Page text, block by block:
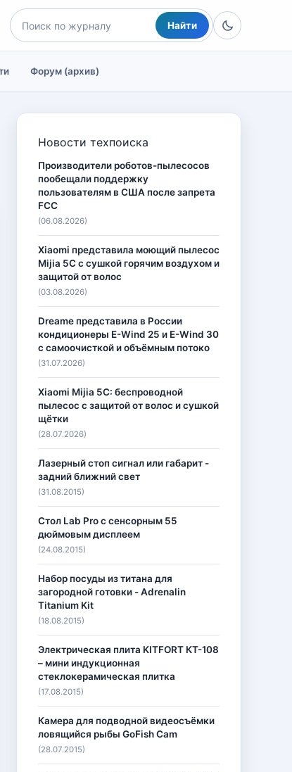
Найти
Форум (архив)
Новости техпоиска
Производители роботов-пылесосов
пообещали поддержку
пользователям в США после запрета
FCC
(06.08.2026)
Xiaomi представила моющий пылесос
Mijia 5C с сушкой горячим воздухом и
защитой от волос
(03.08.2026)
Dreame представила в России
кондиционеры E-Wind 25 и E-Wind 30
с самоочисткой и объёмным потоко
(31.07.2026)
Xiaomi Mijia 5C: беспроводной
пылесос с защитой от волос и сушкой
щётки
(28.07.2026)
Лазерный стоп сигнал или габарит -
задний ближний свет
(31.08.2015)
Стол Lab Pro с сенсорным 55
дюймовым дисплеем
(24.08.2015)
Набор посуды из титана для
загородной готовки - Adrenalin
Titanium Kit
(18.08.2015)
Электрическая плита KITFORT КТ-108
– мини индукционная
стеклокерамическая плитка
(17.08.2015)
Камера для подводной видеосъёмки
ловящийся рыбы GoFish Cam
(28.07.2015)